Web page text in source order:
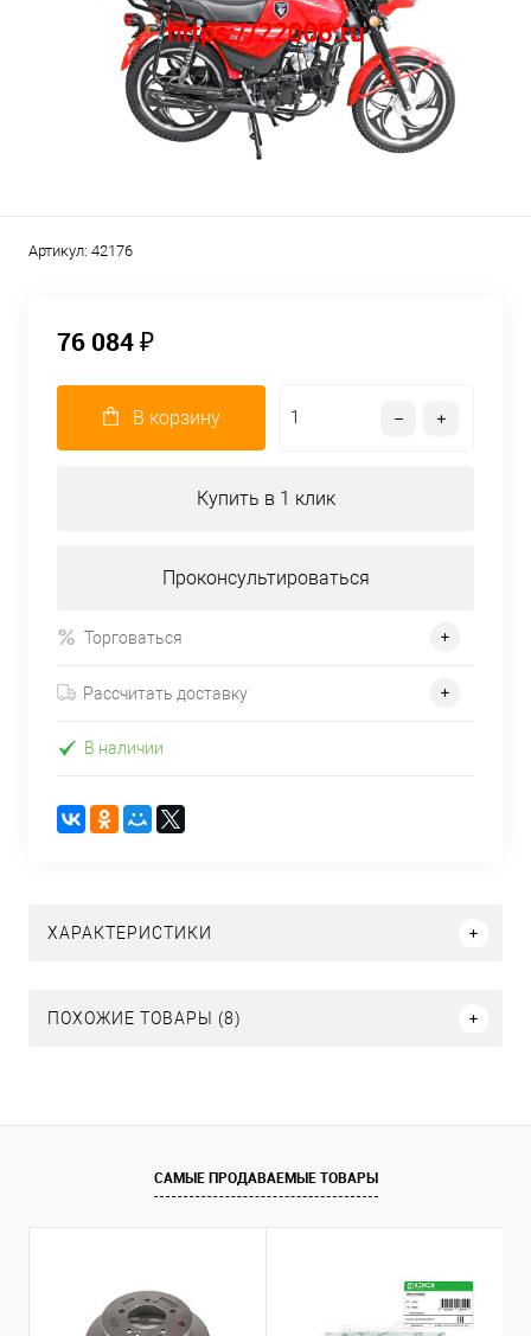
Артикул: 42176
76 084 ₽
В корзину
Купить в 1 клик
Проконсультироваться
Торговаться
Рассчитать доставку
В наличии
ХАРАКТЕРИСТИКИ
ПОХОЖИЕ ТОВАРЫ (8)
САМЫЕ ПРОДАВАЕМЫЕ ТОВАРЫ